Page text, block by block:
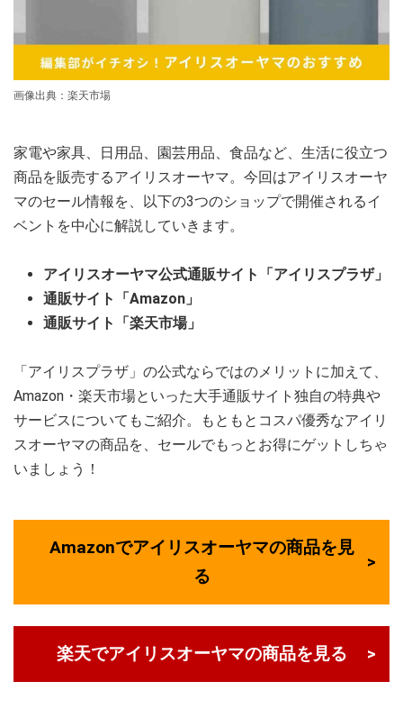
画像出典：楽天市場
家電や家具、日用品、園芸用品、食品など、生活に役立つ
商品を販売するアイリスオーヤマ。今回はアイリスオーヤ
マのセール情報を、以下の3つのショップで開催されるイ
ベントを中心に解説していきます。
アイリスオーヤマ公式通販サイト「アイリスプラザ」
通販サイト「Amazon」
通販サイト「楽天市場」
「アイリスプラザ」の公式ならではのメリットに加えて、
Amazon・楽天市場といった大手通販サイト独自の特典や
サービスについてもご紹介。もともとコスパ優秀なアイリ
スオーヤマの商品を、セールでもっとお得にゲットしちゃ
いましょう！
Amazonでアイリスオーヤマの商品を見
る
楽天でアイリスオーヤマの商品を見る